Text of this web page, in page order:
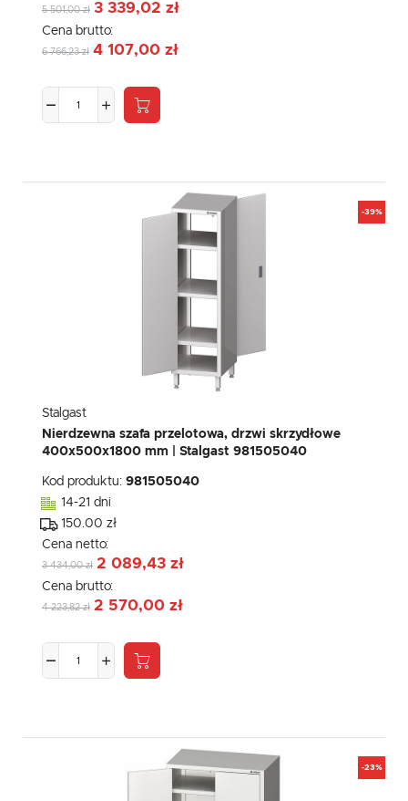
5 501,00 zł 3 339,02 zł
Cena brutto:
6 766,23 zł 4 107,00 zł
-39%
Stalgast
Nierdzewna szafa przelotowa, drzwi skrzydłowe
400x500x1800 mm | Stalgast 981505040
Kod produktu: 981505040
14-21 dni
150.00 zł
Cena netto:
3 434,00 zł 2 089,43 zł
Cena brutto:
4 223,82 zł 2 570,00 zł
-23%